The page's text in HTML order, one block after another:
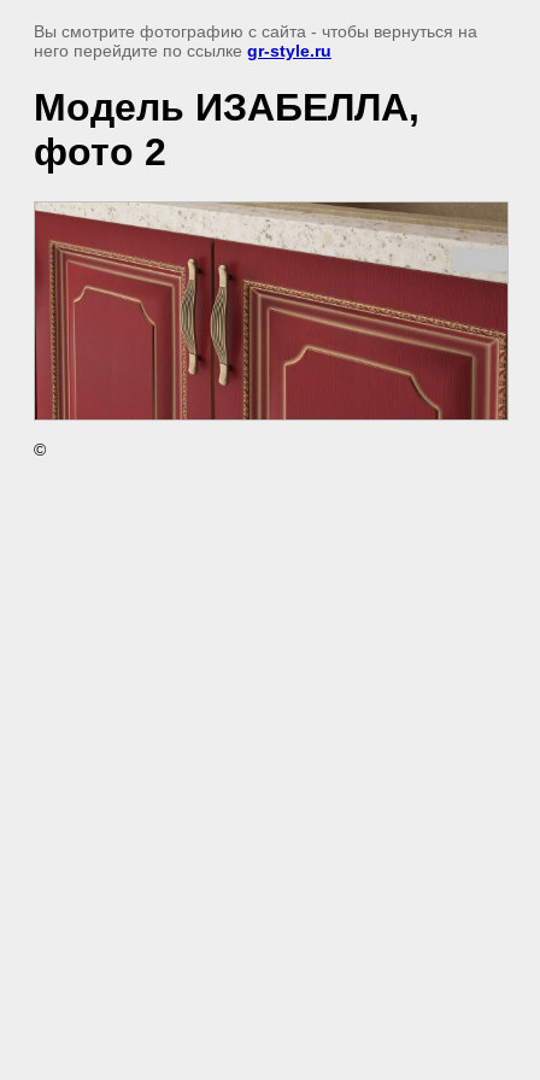
Вы смотрите фотографию с сайта - чтобы вернуться на
него перейдите по ссылке gr-style.ru
Модель ИЗАБЕЛЛА,
фото 2
©